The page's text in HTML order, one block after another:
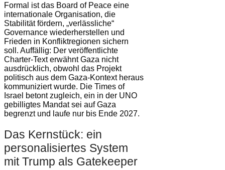
Formal ist das Board of Peace eine
internationale Organisation, die
Stabilität fördern, „verlässliche“
Governance wiederherstellen und
Frieden in Konfliktregionen sichern
soll. Auffällig: Der veröffentlichte
Charter-Text erwähnt Gaza nicht
ausdrücklich, obwohl das Projekt
politisch aus dem Gaza-Kontext heraus
kommuniziert wurde. Die Times of
Israel betont zugleich, ein in der UNO
gebilligtes Mandat sei auf Gaza
begrenzt und laufe nur bis Ende 2027.
Das Kernstück: ein
personalisiertes System
mit Trump als Gatekeeper